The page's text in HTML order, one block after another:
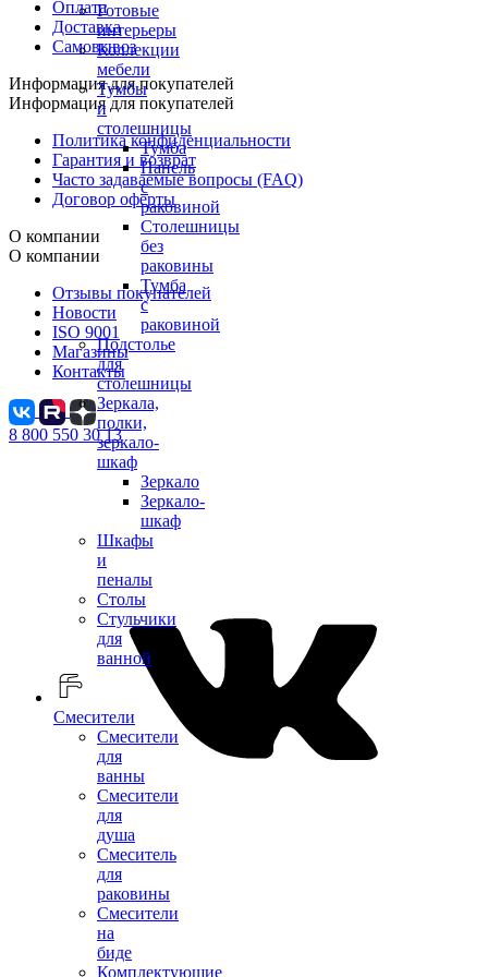
Готовые
интерьеры
Коллекции
мебели
Тумбы
и
столешницы
Тумба
Панель
с
раковиной
Столешницы
без
раковины
Тумба
с
раковиной
Подстолье
для
столешницы
Зеркала,
полки,
зеркало-
шкаф
Зеркало
Зеркало-
шкаф
Шкафы
и
пеналы
Столы
Стульчики
для
ванной
Смесители
Смесители
для
ванны
Смесители
для
душа
Смеситель
для
раковины
Смесители
на
биде
Комплектующие
Оплата
Доставка
Самовывоз
Информация для покупателей
Информация для покупателей
Политика конфиденциальности
Гарантия и возврат
Часто задаваемые вопросы (FAQ)
Договор оферты
О компании
О компании
Отзывы покупателей
Новости
ISO 9001
Магазины
Контакты
8 800 550 30 13